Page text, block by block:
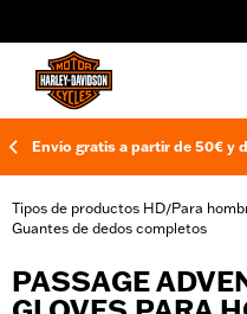
Envío gratis a partir de 50€ y
Tipos de productos HD/Para
Guantes de dedos completos
PASSAGE